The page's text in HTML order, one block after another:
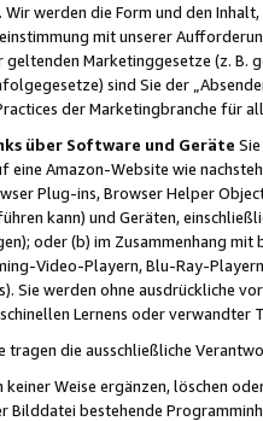
werden die Form und den
mit unserer
Marketinggesetze (z. B.
sind Sie der
der Marketingbranche für
über Software und Geräte
eine Amazon-Website wie
Plug-ins, Browser Helper
kann) und Geräten,
oder (b) im Zusammenhang
Video-Playern, Blu-Ray-
Sie werden ohne ausdrückliche
Lernens oder
tragen die ausschließliche
Weise ergänzen, löschen
Bilddatei bestehende